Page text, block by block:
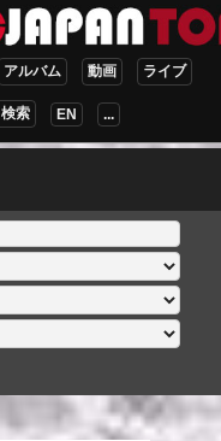
アルバム 動画 ライブ
検索 EN ...